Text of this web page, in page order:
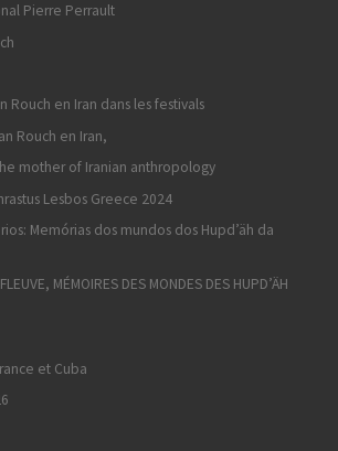
Pierre Perrault
Rouch en Iran dans les festivals
Rouch en Iran,
mother of Iranian anthropology
Lesbos Greece 2024
Memórias dos mundos dos Hupd’äh da
MÉMOIRES DES MONDES DES HUPD’ÄH
et Cuba